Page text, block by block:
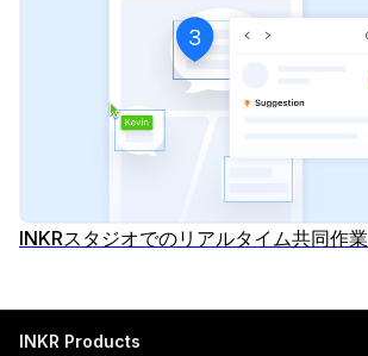
INKRスタジオでのリアルタイム共同作業
INKR Products